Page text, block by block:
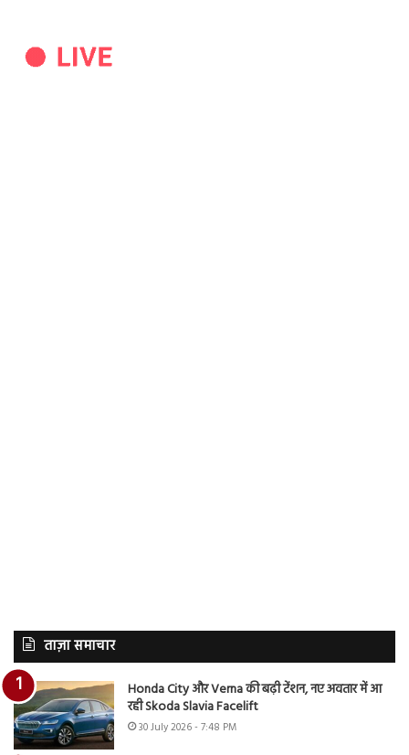
ताज़ा समाचार
Honda City और Verna की बढ़ी टेंशन, नए अवतार में आ
रही Skoda Slavia Facelift
30 July 2026 - 7:48 PM